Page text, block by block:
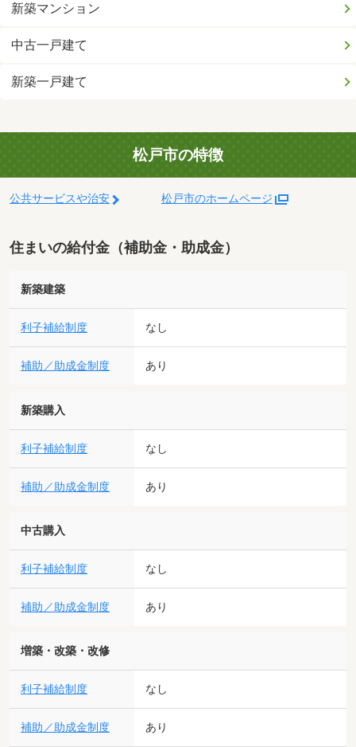
新築マンション
中古一戸建て
新築一戸建て
松戸市の特徴
公共サービスや治安 松戸市のホームページ
住まいの給付金（補助金・助成金）
新築建築
利子補給制度 なし
補助／助成金制度 あり
新築購入
利子補給制度 なし
補助／助成金制度 あり
中古購入
利子補給制度 なし
補助／助成金制度 あり
増築・改築・改修
利子補給制度 なし
補助／助成金制度 あり